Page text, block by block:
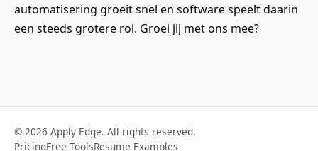
automatisering groeit snel en software speelt daarin
een steeds grotere rol. Groei jij met ons mee?
© 2026 Apply Edge. All rights reserved.
PricingFree ToolsResume Examples